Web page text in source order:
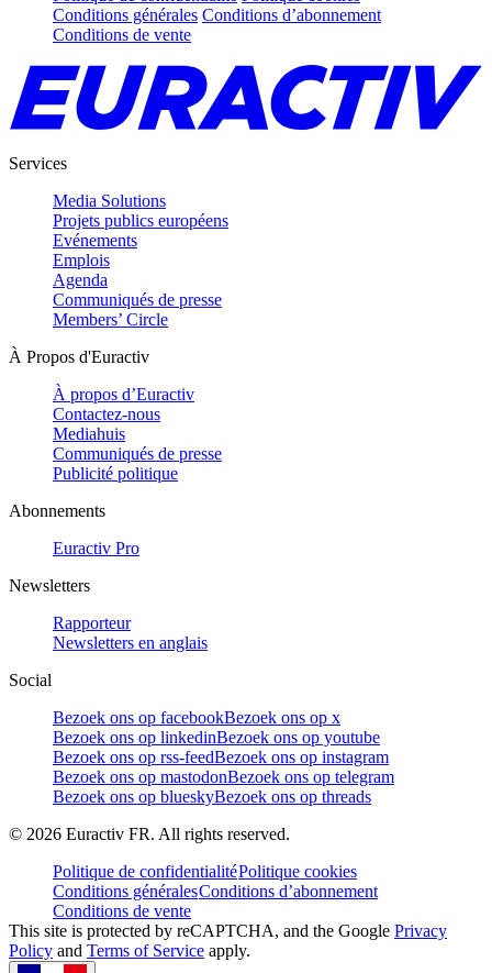
Conditions générales Conditions d’abonnement
Conditions de vente
Services
Media Solutions
Projets publics européens
Evénements
Emplois
Agenda
Communiqués de presse
Members’ Circle
À Propos d'Euractiv
À propos d’Euractiv
Contactez-nous
Mediahuis
Communiqués de presse
Publicité politique
Abonnements
Euractiv Pro
Newsletters
Rapporteur
Newsletters en anglais
Social
Bezoek ons op facebookBezoek ons op x
Bezoek ons op linkedinBezoek ons op youtube
Bezoek ons op rss-feedBezoek ons op instagram
Bezoek ons op mastodonBezoek ons op telegram
Bezoek ons op blueskyBezoek ons op threads
© 2026 Euractiv FR. All rights reserved.
Politique de confidentialitéPolitique cookies
Conditions généralesConditions d’abonnement
Conditions de vente
This site is protected by reCAPTCHA, and the Google Privacy
Policy and Terms of Service apply.